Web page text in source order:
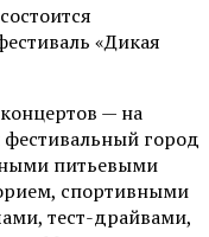
«Дикая
— на
город
питьевыми
спортивными
тест-драйвами,